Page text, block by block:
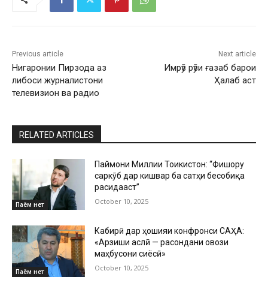
Previous article
Нигаронии Пирзода аз
либоси журналистони
телевизион ва радио
Next article
Имрӯз рӯзи ғазаб барои
Ҳалаб аст
RELATED ARTICLES
Паём нет
Паймони Миллии Тоҷикистон: “Фишору
саркӯб дар кишвар ба сатҳи бесобиқа
расидааст”
October 10, 2025
Паём нет
Кабирӣ дар ҳошияи конфронси САҲА:
«Арзиши аслӣ — расондани овози
маҳбусони сиёсӣ»
October 10, 2025